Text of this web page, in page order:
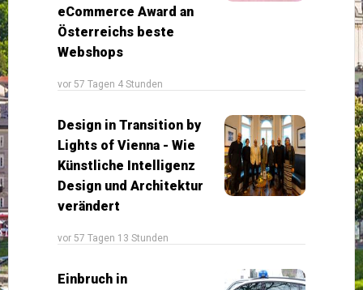
eCommerce Award an
Österreichs beste
Webshops
vor 57 Tagen 4 Stunden
Design in Transition by
Lights of Vienna - Wie
Künstliche Intelligenz
Design und Architektur
verändert
vor 57 Tagen 13 Stunden
Einbruch in